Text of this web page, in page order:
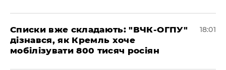
Списки вже складають: "ВЧК-ОГПУ"
дізнався, як Кремль хоче
мобілізувати 800 тисяч росіян
18:01